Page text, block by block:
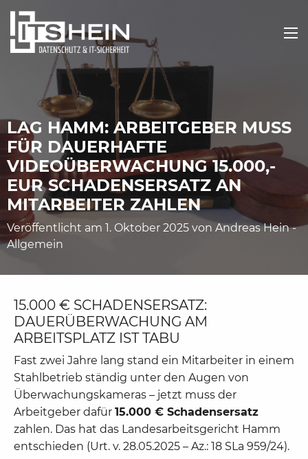
LAG HAMM: ARBEITGEBER MUSS
FÜR DAUERHAFTE
VIDEOÜBERWACHUNG 15.000,-
EUR SCHADENSERSATZ AN
MITARBEITER ZAHLEN
Veröffentlicht am 1. Oktober 2025 von Andreas Hein-
Allgemein
15.000 € SCHADENSERSATZ:
DAUERÜBERWACHUNG AM
ARBEITSPLATZ IST TABU
Fast zwei Jahre lang stand ein Mitarbeiter in einem
Stahlbetrieb ständig unter den Augen von
Überwachungskameras – jetzt muss der
Arbeitgeber dafür 15.000 € Schadensersatz
zahlen. Das hat das Landesarbeitsgericht Hamm
entschieden (Urt. v. 28.05.2025 – Az.: 18 SLa 959/24).